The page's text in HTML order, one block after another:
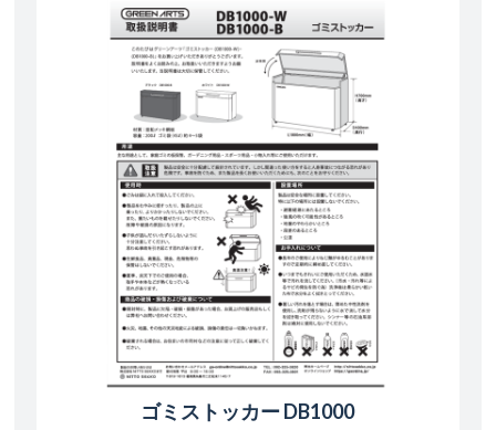
ゴミストッカー DB1000